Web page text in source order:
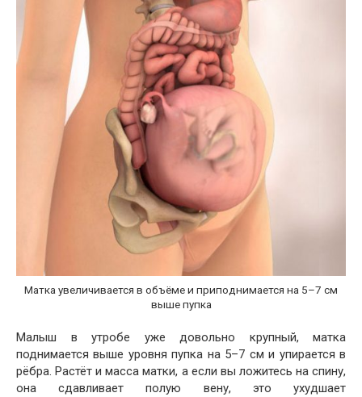
Матка увеличивается в объёме и приподнимается на 5–7 см
выше пупка
Малыш в утробе уже довольно крупный, матка
поднимается выше уровня пупка на 5–7 см и упирается в
рёбра. Растёт и масса матки, а если вы ложитесь на спину,
она сдавливает полую вену, это ухудшает